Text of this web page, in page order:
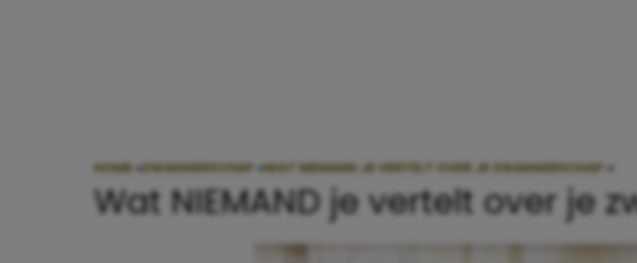
HOME »ZWANGERSCHAP »WAT NIEMAND JE VERTELT OVER JE ZWANGERSCHAP »
Wat NIEMAND je vertelt over je